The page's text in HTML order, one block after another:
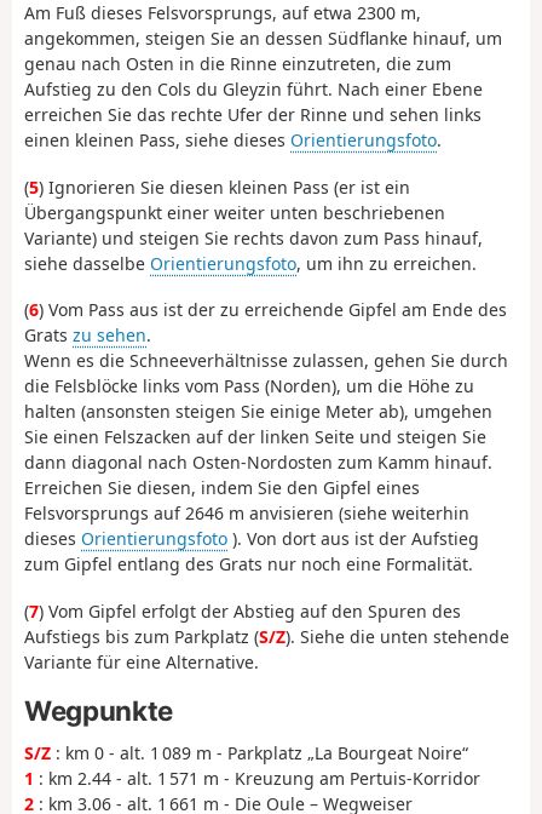
Am Fuß dieses Felsvorsprungs, auf etwa 2300 m,
angekommen, steigen Sie an dessen Südflanke hinauf, um
genau nach Osten in die Rinne einzutreten, die zum
Aufstieg zu den Cols du Gleyzin führt. Nach einer Ebene
erreichen Sie das rechte Ufer der Rinne und sehen links
einen kleinen Pass, siehe dieses Orientierungsfoto.
(5) Ignorieren Sie diesen kleinen Pass (er ist ein
Übergangspunkt einer weiter unten beschriebenen
Variante) und steigen Sie rechts davon zum Pass hinauf,
siehe dasselbe Orientierungsfoto, um ihn zu erreichen.
(6) Vom Pass aus ist der zu erreichende Gipfel am Ende des
Grats zu sehen.
Wenn es die Schneeverhältnisse zulassen, gehen Sie durch
die Felsblöcke links vom Pass (Norden), um die Höhe zu
halten (ansonsten steigen Sie einige Meter ab), umgehen
Sie einen Felszacken auf der linken Seite und steigen Sie
dann diagonal nach Osten-Nordosten zum Kamm hinauf.
Erreichen Sie diesen, indem Sie den Gipfel eines
Felsvorsprungs auf 2646 m anvisieren (siehe weiterhin
dieses Orientierungsfoto ). Von dort aus ist der Aufstieg
zum Gipfel entlang des Grats nur noch eine Formalität.
(7) Vom Gipfel erfolgt der Abstieg auf den Spuren des
Aufstiegs bis zum Parkplatz (S/Z). Siehe die unten stehende
Variante für eine Alternative.
Wegpunkte
S/Z : km 0 - alt. 1 089 m - Parkplatz „La Bourgeat Noire“
1 : km 2.44 - alt. 1 571 m - Kreuzung am Pertuis-Korridor
2 : km 3.06 - alt. 1 661 m - Die Oule – Wegweiser